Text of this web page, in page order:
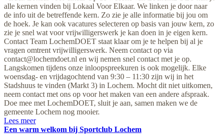
alle kernen vinden bij Lokaal Voor Elkaar. We linken je door naar
de info uit de betreffende kern. Zo zie je alle informatie bij jou om
de hoek. Je kan ook vacatures selecteren op basis van jouw kern, zo
zie je snel wat voor vrijwilligerswerk je kan doen in je eigen kern.
Contact Team LochemDOET staat klaar om je te helpen bij al je
vragen omtrent vrijwilligerswerk. Neem contact op via
contact@lochemdoet.nl en wij nemen snel contact met je op.
Langskomen tijdens onze inloopspreekuren is ook mogelijk. Elke
woensdag- en vrijdagochtend van 9:30 – 11:30 zijn wij in het
Stadshuus te vinden (Markt 3) in Lochem. Mocht dit niet uitkomen,
neem contact met ons op voor het maken van een andere afspraak.
Doe mee met LochemDOET, sluit je aan, samen maken we de
gemeente Lochem nog mooier.
Lees meer
Een warm welkom bij Sportclub Lochem